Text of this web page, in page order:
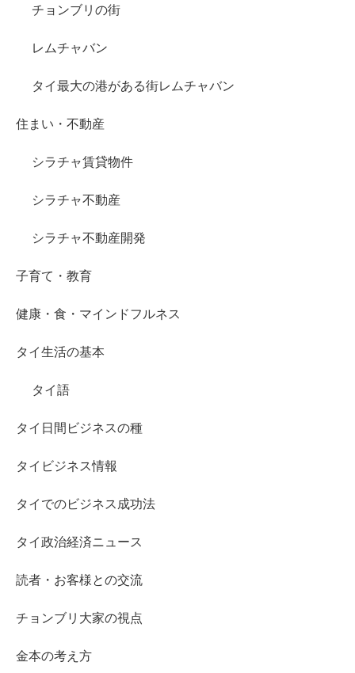
チョンブリの街
レムチャバン
タイ最大の港がある街レムチャバン
住まい・不動産
シラチャ賃貸物件
シラチャ不動産
シラチャ不動産開発
子育て・教育
健康・食・マインドフルネス
タイ生活の基本
タイ語
タイ日間ビジネスの種
タイビジネス情報
タイでのビジネス成功法
タイ政治経済ニュース
読者・お客様との交流
チョンブリ大家の視点
金本の考え方